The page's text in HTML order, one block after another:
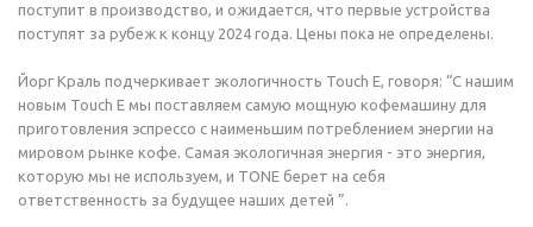
поступит в производство, и ожидается, что первые устройства
поступят за рубеж к концу 2024 года. Цены пока не определены.
Йорг Краль подчеркивает экологичность Touch E, говоря: “С нашим
новым Touch E мы поставляем самую мощную кофемашину для
приготовления эспрессо с наименьшим потреблением энергии на
мировом рынке кофе. Самая экологичная энергия - это энергия,
которую мы не используем, и TONE берет на себя
ответственность за будущее наших детей ”.